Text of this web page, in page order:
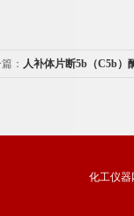
： 人补体片断5b（C5b）
化工仪器